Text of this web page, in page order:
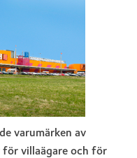
varumärken av
villaägare och för